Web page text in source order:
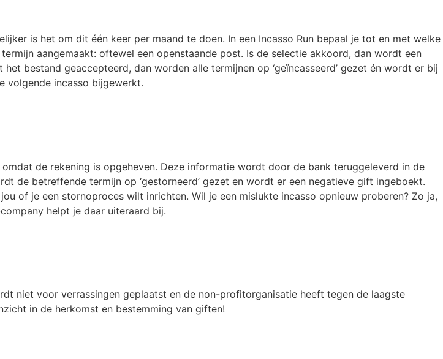
is het om dit één keer per maand te doen. In een Incasso Run bepaal je tot en met welke
aangemaakt: oftewel een openstaande post. Is de selectie akkoord, dan wordt een
bestand geaccepteerd, dan worden alle termijnen op ‘geïncasseerd’ gezet én wordt er bij
volgende incasso bijgewerkt.
de rekening is opgeheven. Deze informatie wordt door de bank teruggeleverd in de
de betreffende termijn op ‘gestorneerd’ gezet en wordt er een negatieve gift ingeboekt.
of je een stornoproces wilt inrichten. Wil je een mislukte incasso opnieuw proberen? Zo ja,
helpt je daar uiteraard bij.
niet voor verrassingen geplaatst en de non-profitorganisatie heeft tegen de laagste
in de herkomst en bestemming van giften!